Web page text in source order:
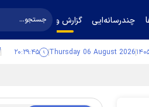
چندرسانه‌ایی گزارش و گفت‌وگو
Thursday 06 August 2026 ۲۰:۲۹:۴۵